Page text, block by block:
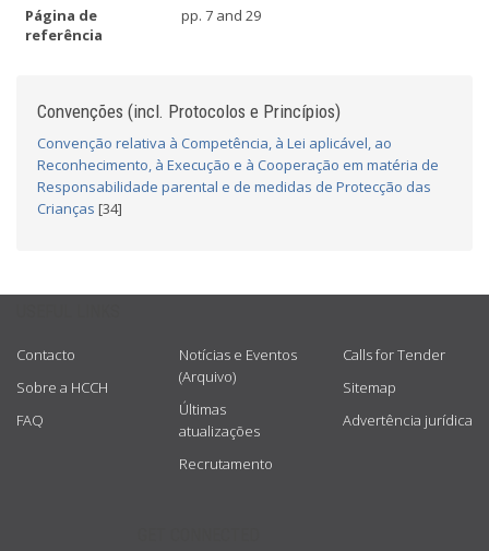
Página de
referência
pp. 7 and 29
Convenções (incl. Protocolos e Princípios)
Convenção relativa à Competência, à Lei aplicável, ao
Reconhecimento, à Execução e à Cooperação em matéria de
Responsabilidade parental e de medidas de Protecção das
Crianças [34]
Contacto
Sobre a HCCH
FAQ
Notícias e Eventos
(Arquivo)
Últimas
atualizações
Recrutamento
Calls for Tender
Sitemap
Advertência jurídica